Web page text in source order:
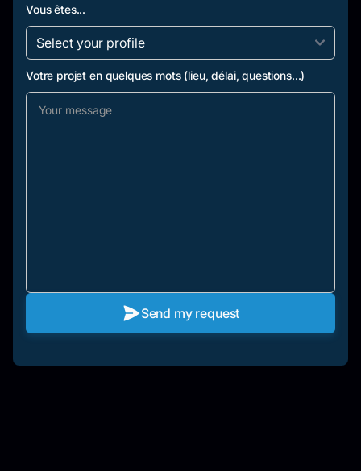
Vous êtes...
Votre projet en quelques mots (lieu, délai, questions...)
Send my request